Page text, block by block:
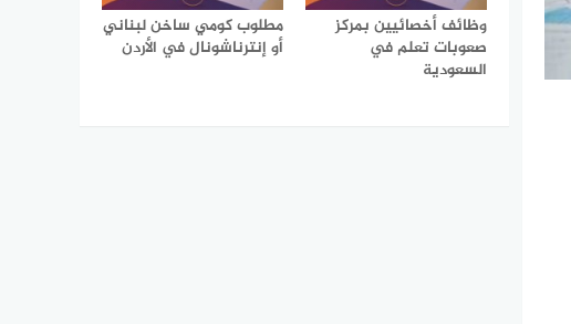
وظائف أخصائيين بمركز
صعوبات تعلم في
السعودية
مطلوب كومي ساخن لبناني
أو إنترناشونال في الأردن